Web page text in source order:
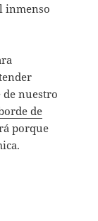
inmenso
de nuestro
de
porque